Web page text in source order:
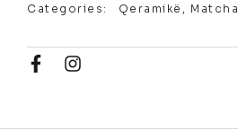
Categories: Qeramikë , Matcha